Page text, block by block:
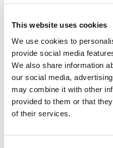
This website uses cookies
We use cookies to
provide social media
We also share information
our social media,
may combine it with other
provided to them or that
of their services.